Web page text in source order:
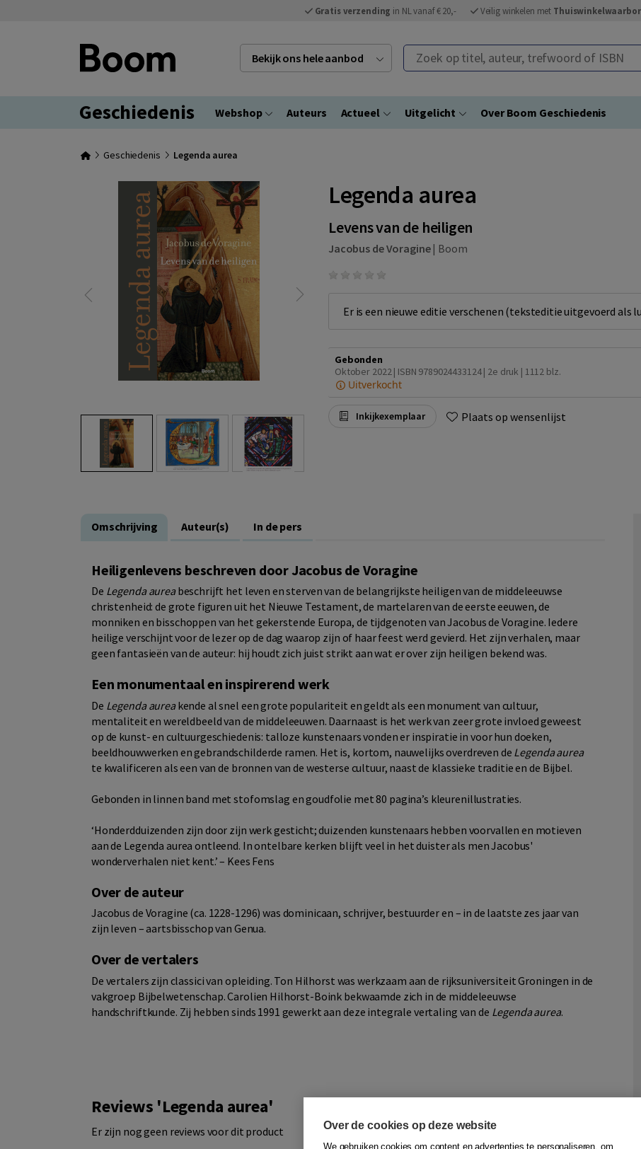
Gratis verzending in NL vanaf € 20,- Veilig winkelen met
Bekijk ons hele aanbod Zoek op titel, auteur, trefwoord of ISBN
Geschiedenis Webshop Auteurs Actueel Uitgelicht Over Boom Geschiedenis
Geschiedenis Legenda aurea
Legenda aurea
Levens van de heiligen
Jacobus de Voragine| Boom
Er is een nieuwe editie verschenen (teksteditie uitgevoerd als
Gebonden
Oktober 2022 | ISBN 9789024433124 | 2e druk | 1112 blz.
Uitverkocht
Inkijkexemplaar Plaats op wensenlijst
Omschrijving Auteur(s) In de pers
Heiligenlevens beschreven door Jacobus de Voragine
De Legenda aureabeschrijft het leven en sterven van de belangrijkste heiligen van de middeleeuwse
christenheid: de grote figuren uit het Nieuwe Testament, de martelaren van de eerste eeuwen, de
monniken en bisschoppen van het gekerstende Europa, de tijdgenoten van Jacobus de Voragine. Iedere
heilige verschijnt voor de lezer op de dag waarop zijn of haar feest werd gevierd. Het zijn verhalen, maar
geen fantasieën van de auteur: hij houdt zich juist strikt aan wat er over zijn heiligen bekend was.
Een monumentaal en inspirerend werk
De Legenda aureakende al snel een grote populariteit en geldt als een monument van cultuur,
mentaliteit en wereldbeeld van de middeleeuwen. Daarnaast is het werk van zeer grote invloed geweest
op de kunst- en cultuurgeschiedenis: talloze kunstenaars vonden er inspiratie in voor hun doeken,
beeldhouwwerken en gebrandschilderde ramen. Het is, kortom, nauwelijks overdreven de Legenda aurea
te kwalificeren als een van de bronnen van de westerse cultuur, naast de klassieke traditie en de Bijbel.
Gebonden in linnen band met stofomslag en goudfolie met 80 pagina’s kleurenillustraties.
‘Honderdduizenden zijn door zijn werk gesticht; duizenden kunstenaars hebben voorvallen en motieven
aan de Legenda aurea ontleend. In ontelbare kerken blijft veel in het duister als men Jacobus'
wonderverhalen niet kent.’ – Kees Fens
Over de auteur
Jacobus de Voragine (ca. 1228-1296) was dominicaan, schrijver, bestuurder en – in de laatste zes jaar van
zijn leven – aartsbisschop van Genua.
Over de vertalers
De vertalers zijn classici van opleiding. Ton Hilhorst was werkzaam aan de rijksuniversiteit Groningen in de
vakgroep Bijbelwetenschap. Carolien Hilhorst-Boink bekwaamde zich in de middeleeuwse
handschriftkunde. Zij hebben sinds 1991 gewerkt aan deze integrale vertaling van de Legenda aurea.
Reviews 'Legenda aurea'
Er zijn nog geen reviews voor dit product Over de cookies op deze website
We gebruiken cookies om content en advertenties te personaliseren, om